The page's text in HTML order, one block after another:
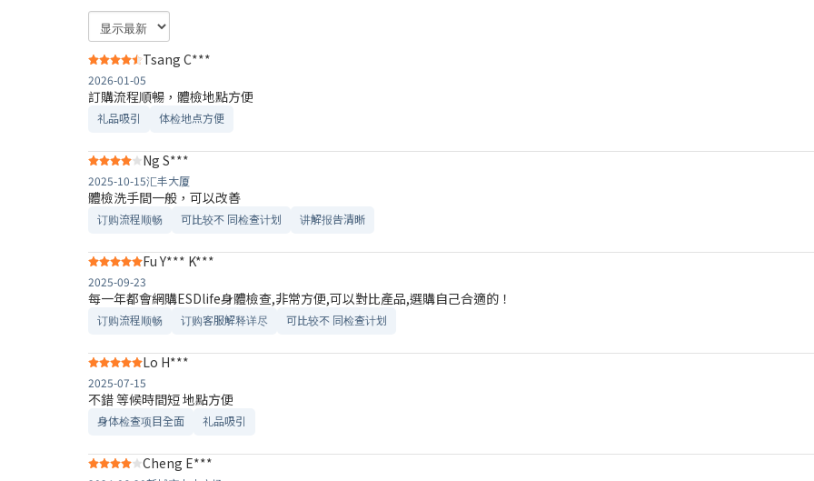
Tsang C***
2026-01-05
訂購流程順暢，體檢地點方便
礼品吸引 体检地点方便
Ng S***
2025-10-15汇丰大厦
體檢洗手間一般，可以改善
订购流程顺畅 可比较不 同检查计划 讲解报告清晰​
Fu Y*** K***
2025-09-23
每一年都會網購ESDlife身體檢查,非常方便,可以對比產品,選購自己合適的！
订购流程顺畅 订购客服解释详尽 可比较不 同检查计划
Lo H***
2025-07-15
不錯 等候時間短 地點方便
身体检查项目全面 礼品吸引
Cheng E***